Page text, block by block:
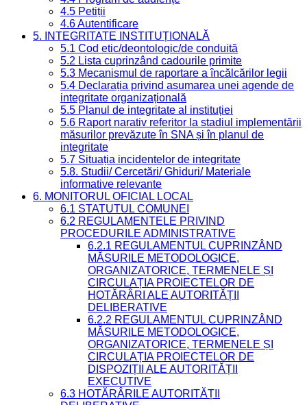
4.5 Petiții
4.6 Autentificare
5. INTEGRITATE INSTITUȚIONALĂ
5.1 Cod etic/deontologic/de conduită
5.2 Lista cuprinzând cadourile primite
5.3 Mecanismul de raportare a încălcărilor legii
5.4 Declarația privind asumarea unei agende de
integritate organizațională
5.5 Planul de integritate al instituției
5.6 Raport narativ referitor la stadiul implementării
măsurilor prevăzute în SNA și în planul de
integritate
5.7 Situația incidentelor de integritate
5.8. Studii/ Cercetări/ Ghiduri/ Materiale
informative relevante
6. MONITORUL OFICIAL LOCAL
6.1 STATUTUL COMUNEI
6.2 REGULAMENTELE PRIVIND
PROCEDURILE ADMINISTRATIVE
6.2.1 REGULAMENTUL CUPRINZÂND
MĂSURILE METODOLOGICE,
ORGANIZATORICE, TERMENELE ȘI
CIRCULAȚIA PROIECTELOR DE
HOTĂRÂRI ALE AUTORITĂȚII
DELIBERATIVE
6.2.2 REGULAMENTUL CUPRINZÂND
MĂSURILE METODOLOGICE,
ORGANIZATORICE, TERMENELE ȘI
CIRCULAȚIA PROIECTELOR DE
DISPOZIȚII ALE AUTORITĂȚII
EXECUTIVE
6.3 HOTĂRÂRILE AUTORITĂȚII